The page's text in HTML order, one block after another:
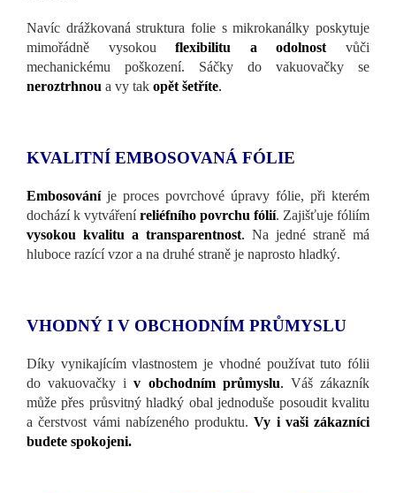
Navíc drážkovaná struktura folie s mikrokanálky poskytuje
mimořádně vysokou
flexibilitu a odolnost vůči
mechanickému poškození. Sáčky do vakuovačky se
neroztrhnou a vy tak opět šetříte.
KVALITNÍ EMBOSOVANÁ FÓLIE
Embosování je proces povrchové úpravy fólie, při kterém
dochází k vytvářeníreliéfního povrchu fólií. Zajišťuje fóliím
vysokou kvalitu a transparentnost. Na jedné straně má
hluboce razící vzor a na druhé straně je naprosto hladký.
VHODNÝ I V OBCHODNÍM PRŮMYSLU
Díky vynikajícím vlastnostem je vhodné používat tuto fólii
do vakuovačky iv obchodním průmyslu. Váš zákazník
může přes průsvitný hladký obal jednoduše posoudit kvalitu
a čerstvost vámi nabízeného produktu.Vy i vaši zákazníci
budete spokojeni.